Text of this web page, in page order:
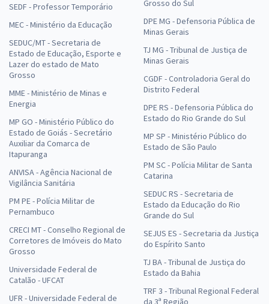
SEDF - Professor Temporário
MEC - Ministério da Educação
SEDUC/MT - Secretaria de
Estado de Educação, Esporte e
Lazer do estado de Mato
Grosso
MME - Ministério de Minas e
Energia
MP GO - Ministério Público do
Estado de Goiás - Secretário
Auxiliar da Comarca de
Itapuranga
ANVISA - Agência Nacional de
Vigilância Sanitária
PM PE - Polícia Militar de
Pernambuco
CRECI MT - Conselho Regional de
Corretores de Imóveis do Mato
Grosso
Universidade Federal de
Catalão - UFCAT
UFR - Universidade Federal de
Grosso do Sul
DPE MG - Defensoria Pública de
Minas Gerais
TJ MG - Tribunal de Justiça de
Minas Gerais
CGDF - Controladoria Geral do
Distrito Federal
DPE RS - Defensoria Pública do
Estado do Rio Grande do Sul
MP SP - Ministério Público do
Estado de São Paulo
PM SC - Polícia Militar de Santa
Catarina
SEDUC RS - Secretaria de
Estado da Educação do Rio
Grande do Sul
SEJUS ES - Secretaria da Justiça
do Espírito Santo
TJ BA - Tribunal de Justiça do
Estado da Bahia
TRF 3 - Tribunal Regional Federal
da 3ª Região